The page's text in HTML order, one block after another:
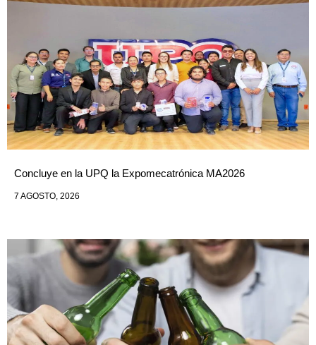
Concluye en la UPQ la Expomecatrónica MA2026
7 AGOSTO, 2026